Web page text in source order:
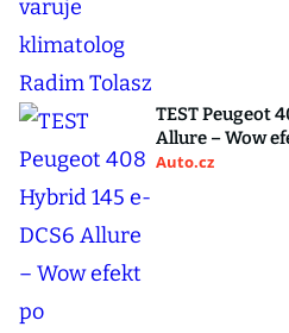
TEST Peugeot
Allure – Wow
Auto.cz